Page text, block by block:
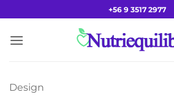
al
contenido
+56 9 3517 2977
Design